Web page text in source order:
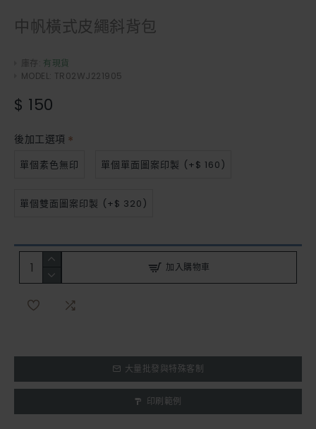
中帆橫式皮繩斜背包
庫存: 有現貨
MODEL: TR02WJ221905
$ 150
後加工選項
單個素色無印 單個單面圖案印製 (+$ 160)
單個雙面圖案印製 (+$ 320)
加入購物車
大量批發與特殊客制
印刷範例